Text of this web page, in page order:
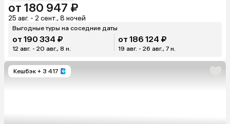
от 180 947 ₽
25 авг. - 2 сент., 8 ночей
Выгодные туры на соседние даты
от 190 334 ₽
12 авг. - 20 авг., 8 н.
от 186 124 ₽
19 авг. - 26 авг., 7 н.
Кешбэк + 3 417